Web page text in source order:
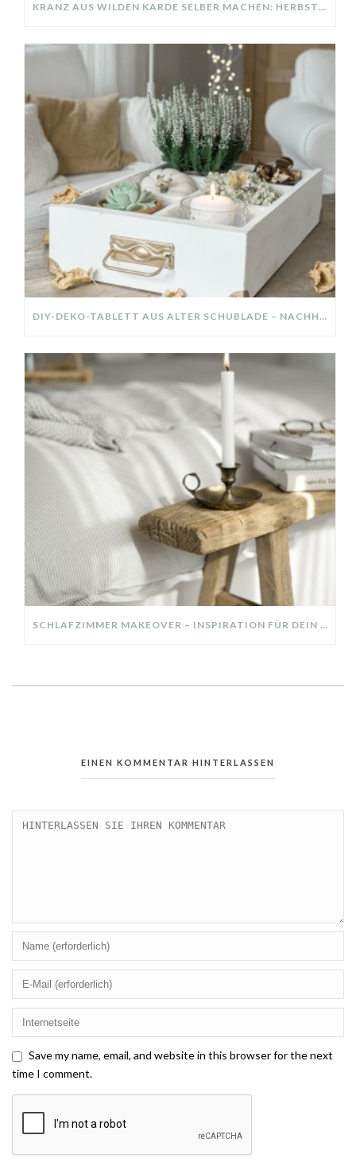
KRANZ AUS WILDEN KARDE SELBER MACHEN: HERBSTDEKO GANZ EINFACH
DIY-DEKO-TABLETT AUS ALTER SCHUBLADE – NACHHALTIGE HERBSTDEKO SELBER MACHEN!
SCHLAFZIMMER MAKEOVER – INSPIRATION FÜR DEIN SCHLAFZIMMER: AUS ALT MACH NEU – HELL, GEMÜTLICH UND EINLADEND
EINEN KOMMENTAR HINTERLASSEN
Save my name, email, and website in this browser for the next
time I comment.